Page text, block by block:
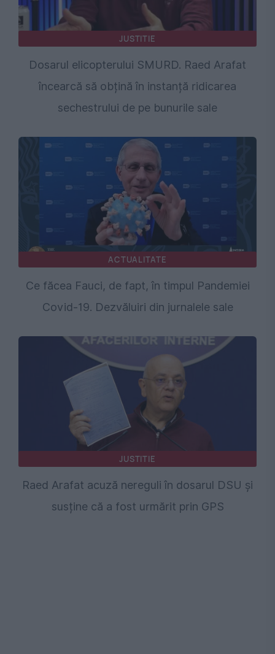
JUSTITIE
Dosarul elicopterului SMURD. Raed Arafat
încearcă să obțină în instanță ridicarea
sechestrului de pe bunurile sale
ACTUALITATE
Ce făcea Fauci, de fapt, în timpul Pandemiei
Covid-19. Dezvăluiri din jurnalele sale
JUSTITIE
Raed Arafat acuză nereguli în dosarul DSU și
susține că a fost urmărit prin GPS